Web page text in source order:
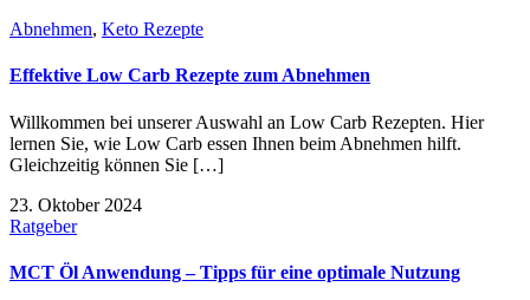
Abnehmen, Keto Rezepte
Effektive Low Carb Rezepte zum Abnehmen
Willkommen bei unserer Auswahl an Low Carb Rezepten. Hier
lernen Sie, wie Low Carb essen Ihnen beim Abnehmen hilft.
Gleichzeitig können Sie […]
23. Oktober 2024
Ratgeber
MCT Öl Anwendung – Tipps für eine optimale Nutzung